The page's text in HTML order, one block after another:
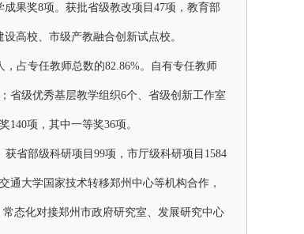
果奖8项。获批省级教改项目47项，教育部
高校、市级产教融合创新试点校。
，占专任教师总数的82.86%。自有专任教师
省级优秀基层教学组织6个、省级创新工作室
140项，其中一等奖36项。
获省部级科研项目99项，市厅级科研项目1584
通大学国家技术转移郑州中心等机构合作，
态化对接郑州市政府研究室、发展研究中心